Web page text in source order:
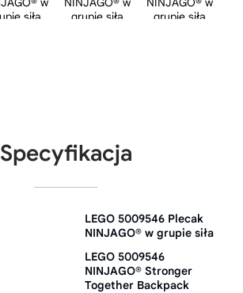
Specyfikacja
LEGO 5009546 Plecak
NINJAGO® w grupie siła
LEGO 5009546
NINJAGO® Stronger
Together Backpack